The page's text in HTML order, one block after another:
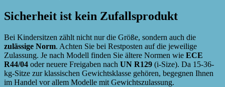
Sicherheit ist kein Zufallsprodukt
Bei Kindersitzen zählt nicht nur die Größe, sondern auch die
zulässige Norm. Achten Sie bei Restposten auf die jeweilige
Zulassung. Je nach Modell finden Sie ältere Normen wie ECE
R44/04 oder neuere Freigaben nach UN R129 (i-Size). Da 15-36-
kg-Sitze zur klassischen Gewichtsklasse gehören, begegnen Ihnen
im Handel vor allem Modelle mit Gewichtszulassung.